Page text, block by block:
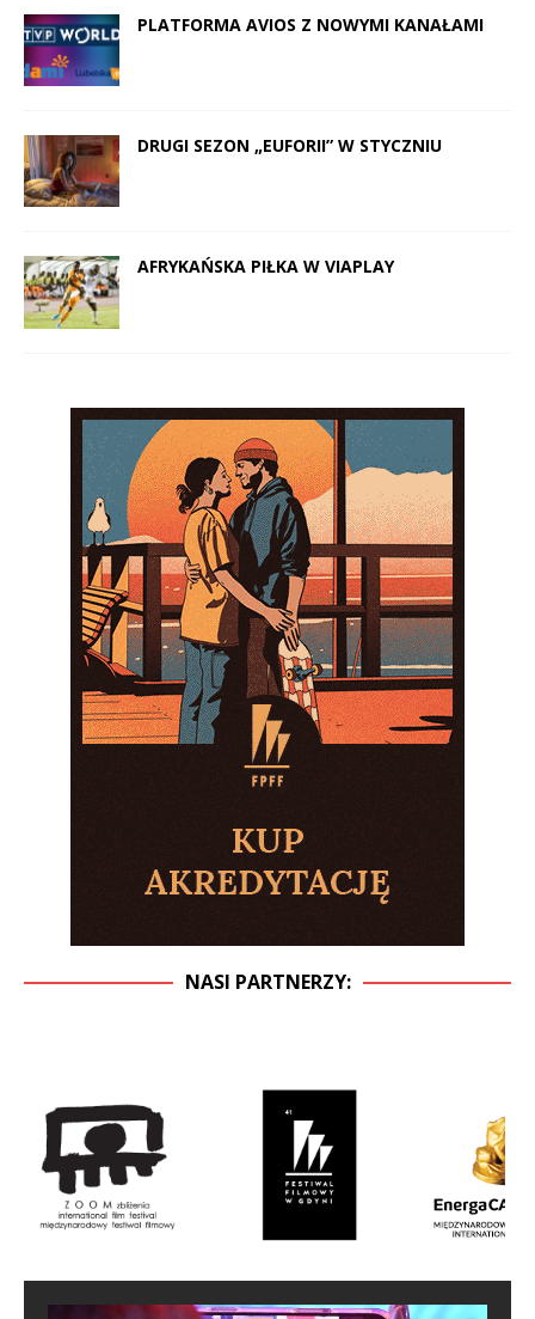
PLATFORMA AVIOS Z NOWYMI KANAŁAMI
DRUGI SEZON „EUFORII” W STYCZNIU
AFRYKAŃSKA PIŁKA W VIAPLAY
NASI PARTNERZY: